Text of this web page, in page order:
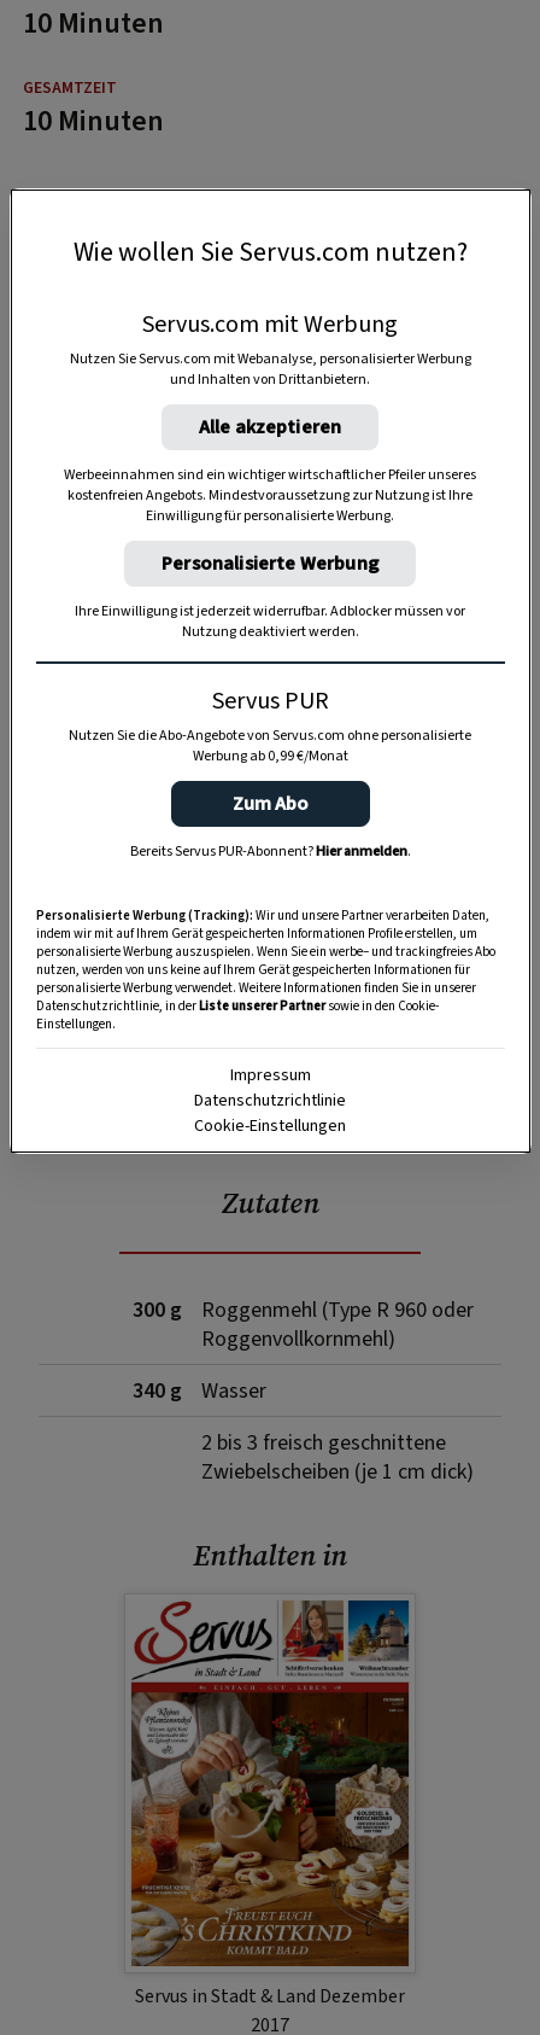
10 Minuten
10 Minuten
Anzeige
SPEICHERN DRUCKEN
Zutaten
300 g
Roggenmehl (Type R 960 oder
Roggenvollkornmehl)
340 g
Wasser
2 bis 3 freisch geschnittene
Zwiebelscheiben (je 1 cm dick)
Enthalten in
Servus in Stadt & Land Dezember
2017
Wie wollen Sie Servus.com nutzen?
Servus.com mit Werbung
Nutzen Sie Servus.com mit Webanalyse, personalisierter Werbung
und Inhalten von Drittanbietern.
Alle akzeptieren
Werbeeinnahmen sind ein wichtiger wirtschaftlicher Pfeiler unseres
kostenfreien Angebots. Mindestvoraussetzung zur Nutzung ist Ihre
Einwilligung für personalisierte Werbung.
Personalisierte Werbung
Ihre Einwilligung ist jederzeit widerrufbar. Adblocker müssen vor
Nutzung deaktiviert werden.
Servus PUR
Nutzen Sie die Abo-Angebote von Servus.com ohne personalisierte
Werbung ab 0,99 €/Monat
Zum Abo
Bereits Servus PUR-Abonnent?Hier anmelden.
Personalisierte Werbung (Tracking): Wir und unsere Partner verarbeiten Daten,
indem wir mit auf Ihrem Gerät gespeicherten Informationen Profile erstellen, um
personalisierte Werbung auszuspielen. Wenn Sie ein werbe– und trackingfreies Abo
nutzen, werden von uns keine auf Ihrem Gerät gespeicherten Informationen für
personalisierte Werbung verwendet. Weitere Informationen finden Sie in unserer
Datenschutzrichtlinie, in derListe unserer Partnersowie in den Cookie-
Einstellungen.
Impressum
Datenschutzrichtlinie
Cookie-Einstellungen